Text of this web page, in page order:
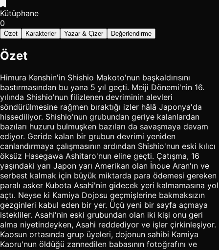
Kütüphane
0
Özet Karakterler Yazar & Çizer Değerlendirme
Özet
Himura Kenshin'in Shishio Makoto'nun başkaldırısını
bastırmasından bu yana 5 yıl geçti. Meiji Dönemi'nin 16.
yılında Shishio'nun filizlenen devriminin alevleri
söndürülmesine rağmen bıraktığı izler hâlâ Japonya'da
hissediliyor. Shishio'nun grubundan geriye kalanlardan
bazıları huzuru bulmuşken bazıları da savaşmaya devam
ediyor. Geride kalan bir grubun devrimi yeniden
canlandırmaya çalışmasının ardından Shishio'nun eski kılıcı
öksüz Hasegawa Ashitaro'nun eline geçti. Çatışma, 16
yaşındaki yarı Japon yarı Amerikan olan İnoue Aran'ın ve
serbest kalmak için büyük miktarda para ödemesi gereken
paralı asker Kubota Asahi'nin gidecek yeri kalmamasına yol
açtı. Neyse ki Kamiya Dojosu geçmişlerine bakmaksızın
gezginleri kabul eden bir yer. Üçü yeni bir sayfa açmaya
istekliler. Asahi'nin eski grubundan olan iki kişi onu geri
alma niyetindeyken, Asahi reddediyor ve işler çirkinleşiyor.
Kaosun ortasında grup üyeleri, dojonun sahibi Kamiya
Kaoru'nun öldüğü zannedilen babasının fotoğrafını ve